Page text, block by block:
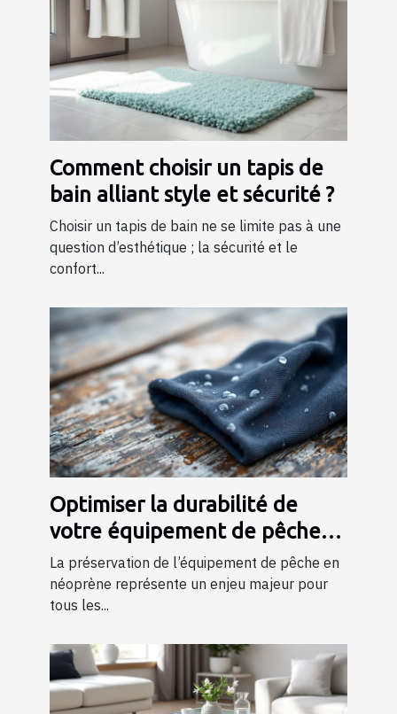
Comment choisir un tapis de
bain alliant style et sécurité ?
Choisir un tapis de bain ne se limite pas à une
question d’esthétique ; la sécurité et le
confort...
Optimiser la durabilité de
votre équipement de pêche
en néoprène
La préservation de l’équipement de pêche en
néoprène représente un enjeu majeur pour
tous les...